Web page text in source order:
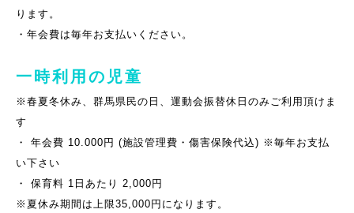
ります。
・年会費は毎年お支払いください。
一時利用の児童
※春夏冬休み、群馬県民の日、運動会振替休日のみご利用頂けま
す
・ 年会費 10.000円 (施設管理費・傷害保険代込) ※毎年お支払
い下さい
・ 保育料 1日あたり 2,000円
※夏休み期間は上限35,000円になります。